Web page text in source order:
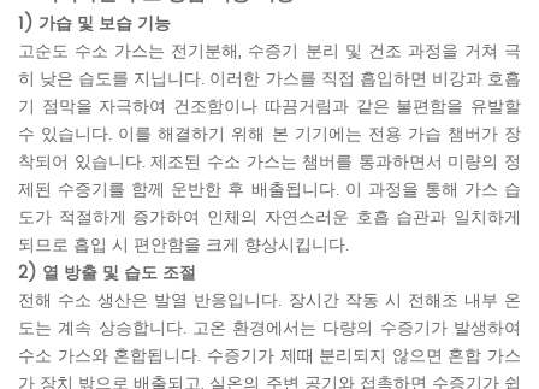
1) 가습 및 보습 기능
고순도 수소 가스는 전기분해, 수증기 분리 및 건조 과정을 거쳐 극
히 낮은 습도를 지닙니다. 이러한 가스를 직접 흡입하면 비강과 호흡
기 점막을 자극하여 건조함이나 따끔거림과 같은 불편함을 유발할
수 있습니다. 이를 해결하기 위해 본 기기에는 전용 가습 챔버가 장
착되어 있습니다. 제조된 수소 가스는 챔버를 통과하면서 미량의 정
제된 수증기를 함께 운반한 후 배출됩니다. 이 과정을 통해 가스 습
도가 적절하게 증가하여 인체의 자연스러운 호흡 습관과 일치하게
되므로 흡입 시 편안함을 크게 향상시킵니다.
2) 열 방출 및 습도 조절
전해 수소 생산은 발열 반응입니다. 장시간 작동 시 전해조 내부 온
도는 계속 상승합니다. 고온 환경에서는 다량의 수증기가 발생하여
수소 가스와 혼합됩니다. 수증기가 제때 분리되지 않으면 혼합 가스